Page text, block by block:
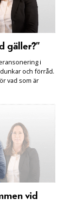
gäller?”
i
och förråd.
vad som är
vid